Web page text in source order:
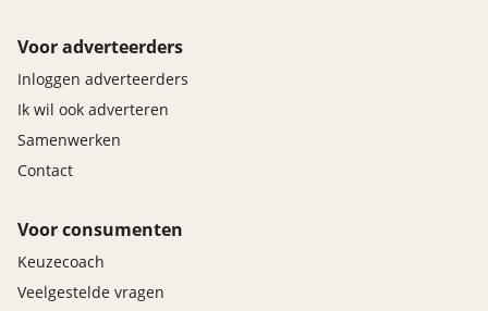
Voor adverteerders
Inloggen adverteerders
Ik wil ook adverteren
Samenwerken
Contact
Voor consumenten
Keuzecoach
Veelgestelde vragen